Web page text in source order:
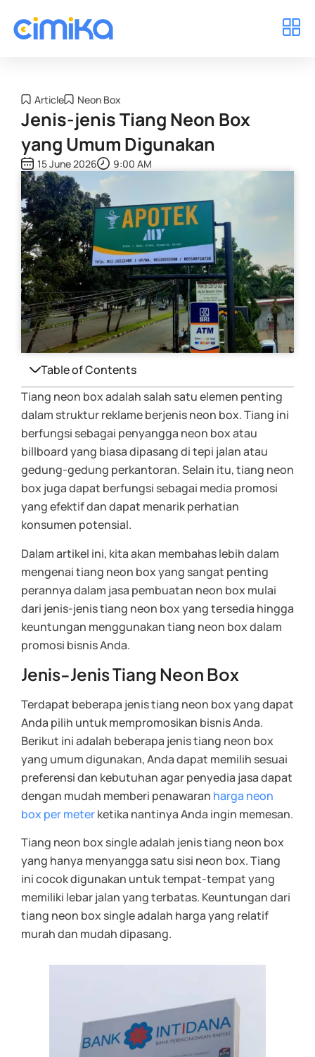
Article Neon Box
Jenis-jenis Tiang Neon Box
yang Umum Digunakan
15 June 2026 9:00 AM
Table of Contents
Tiang neon box adalah salah satu elemen penting
dalam struktur reklame berjenis neon box. Tiang ini
berfungsi sebagai penyangga neon box atau
billboard yang biasa dipasang di tepi jalan atau
gedung-gedung perkantoran. Selain itu, tiang neon
box juga dapat berfungsi sebagai media promosi
yang efektif dan dapat menarik perhatian
konsumen potensial.
Dalam artikel ini, kita akan membahas lebih dalam
mengenai tiang neon box yang sangat penting
perannya dalam jasa pembuatan neon box mulai
dari jenis-jenis tiang neon box yang tersedia hingga
keuntungan menggunakan tiang neon box dalam
promosi bisnis Anda.
Jenis-Jenis Tiang Neon Box
Terdapat beberapa jenis tiang neon box yang dapat
Anda pilih untuk mempromosikan bisnis Anda.
Berikut ini adalah beberapa jenis tiang neon box
yang umum digunakan, Anda dapat memilih sesuai
preferensi dan kebutuhan agar penyedia jasa dapat
dengan mudah memberi penawaran harga neon
box per meterketika nantinya Anda ingin memesan.
Tiang neon box single adalah jenis tiang neon box
yang hanya menyangga satu sisi neon box. Tiang
ini cocok digunakan untuk tempat-tempat yang
memiliki lebar jalan yang terbatas. Keuntungan dari
tiang neon box single adalah harga yang relatif
murah dan mudah dipasang.